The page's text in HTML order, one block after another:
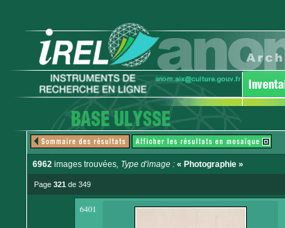
6962 images trouvées, Type d'image : « Photographie »
Page 321 de 349
6401